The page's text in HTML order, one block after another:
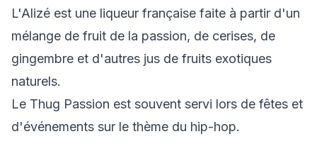
L'Alizé est une liqueur française faite à partir d'un
mélange de fruit de la passion, de cerises, de
gingembre et d'autres jus de fruits exotiques
naturels.
Le Thug Passion est souvent servi lors de fêtes et
d'événements sur le thème du hip-hop.